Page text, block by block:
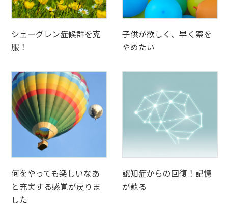
シェーグレン症候群を克
服！
子供が欲しく、早く薬を
やめたい
何をやっても楽しいなあ
と充実する感覚が戻りま
した
認知症からの回復！記憶
が蘇る